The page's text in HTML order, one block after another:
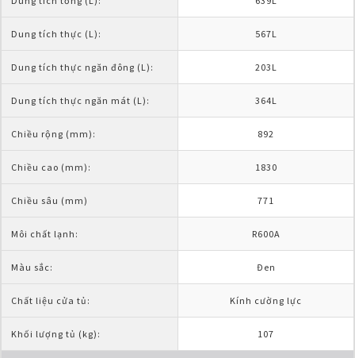
Dung tích thực (L): 567L
Dung tích thực ngăn đông (L): 203L
Dung tích thực ngăn mát (L): 364L
Chiều rộng (mm): 892
Chiều cao (mm): 1830
Chiều sâu (mm) 771
Môi chất lạnh: R600A
Màu sắc: Đen
Chất liệu cửa tủ: Kính cường lực
Khối lượng tủ (kg): 107